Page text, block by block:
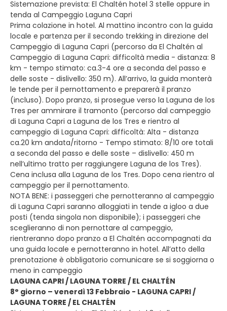
Sistemazione prevista: El Chaltén hotel 3 stelle oppure in
tenda al Campeggio Laguna Capri
Prima colazione in hotel. Al mattino incontro con la guida
locale e partenza per il secondo trekking in direzione del
Campeggio di Laguna Capri (percorso da El Chaltén al
Campeggio di Laguna Capri: difficoltà media - distanza: 8
km - tempo stimato: ca.3-4 ore a seconda del passo e
delle soste - dislivello: 350 m). All’arrivo, la guida monterà
le tende per il pernottamento e preparerà il pranzo
(incluso). Dopo pranzo, si prosegue verso la Laguna de los
Tres per ammirare il tramonto (percorso dal campeggio
di Laguna Capri a Laguna de los Tres e rientro al
campeggio di Laguna Capri: difficoltà: Alta - distanza
ca.20 km andata/ritorno - Tempo stimato: 8/10 ore totali
a seconda del passo e delle soste – dislivello: 450 m
nell’ultimo tratto per raggiungere Laguna de los Tres).
Cena inclusa alla Laguna de los Tres. Dopo cena rientro al
campeggio per il pernottamento.
NOTA BENE: i passeggeri che pernotteranno al campeggio
di Laguna Capri saranno alloggiati in tende a igloo a due
posti (tenda singola non disponibile); i passeggeri che
sceglieranno di non pernottare al campeggio,
rientreranno dopo pranzo a El Chaltén accompagnati da
una guida locale e pernotteranno in hotel. All’atto della
prenotazione è obbligatorio comunicare se si soggiorna o
meno in campeggio
LAGUNA CAPRI / LAGUNA TORRE / EL CHALTÉN
8° giorno – venerdì 13 Febbraio - LAGUNA CAPRI /
LAGUNA TORRE / EL CHALTÉN